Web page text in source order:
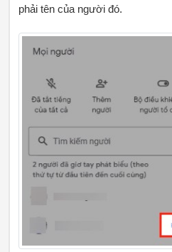
phải tên của người đó.